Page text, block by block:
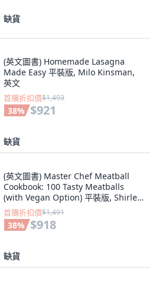
缺貨
(英文圖書) Homemade Lasagna
Made Easy 平裝版, Milo Kinsman,
英文
首購折扣價$1,493
38% $921
缺貨
(英文圖書) Master Chef Meatball
Cookbook: 100 Tasty Meatballs
(with Vegan Option) 平裝版, Shirley
Wheeler, 英文
首購折扣價$1,491
38% $918
缺貨